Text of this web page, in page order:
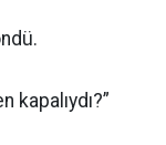
kapalıydı?”